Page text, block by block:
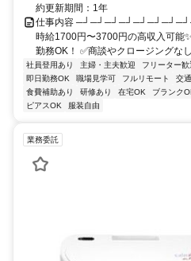
約更新期間：1年
仕事内容
時給1700円〜3700円の高収入可能
勤務OK！ ✅商談やクロージングな
社員登用あり 主婦・主夫歓迎 フリーター歓
即日勤務OK
職場見学可 フルリモート 交
食費補助あり
研修あり 在宅OK ブランク
ピアスOK
服装自由
業務委託